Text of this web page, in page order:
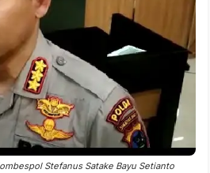
Stefanus Satake Bayu Setianto